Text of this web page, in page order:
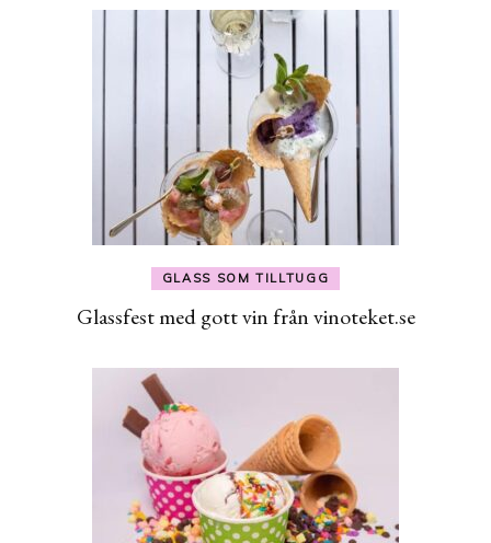
GLASS SOM TILLTUGG
Glassfest med gott vin från vinoteket.se